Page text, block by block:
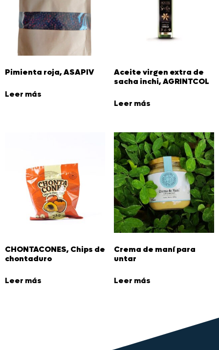
Pimienta roja, ASAPIV
Leer más
Aceite virgen extra de
sacha inchi, AGRINTCOL
Leer más
CHONTACONES, Chips de
chontaduro
Leer más
Crema de maní para
untar
Leer más